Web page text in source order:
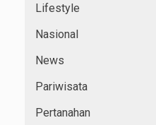
Lifestyle
Nasional
News
Pariwisata
Pertanahan